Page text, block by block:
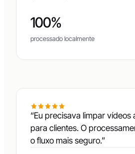
100%
processado localmente
“Eu precisava limpar vídeos
para clientes. O
o fluxo mais seguro.”